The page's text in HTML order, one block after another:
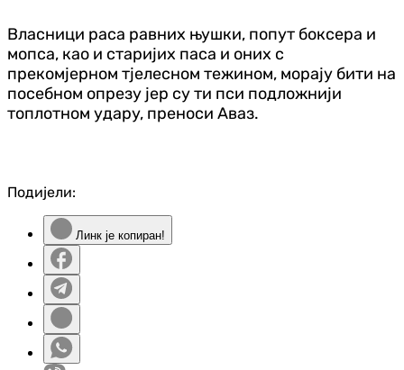
Власници раса равних њушки, попут боксера и
мопса, као и старијих паса и оних с
прекомјерном тјелесном тежином, морају бити на
посебном опрезу јер су ти пси подложнији
топлотном удару, преноси Аваз.
Подијели:
Линк је копиран!